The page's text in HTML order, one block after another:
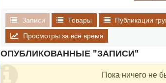
Записи Товары Публикации
Просмотры за всё время
ОПУБЛИКОВАННЫЕ "ЗАПИСИ"
Пока ничего не